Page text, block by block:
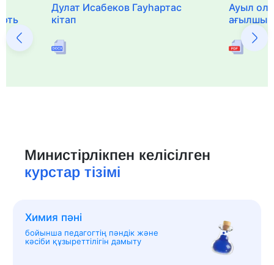
Дулат Исабеков Гауһартас
кітап
Ауыл
ағылшын
Министірлікпен келісілген
курстар тізімі
Химия пәні
бойынша педагогтің пәндік және
кәсіби құзыреттілігін дамыту